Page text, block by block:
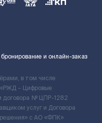
и онлайн-заказ
в том числе
– Цифровые
договора № ЦПР-1282
услуг и Договора
c АО «ФПК»